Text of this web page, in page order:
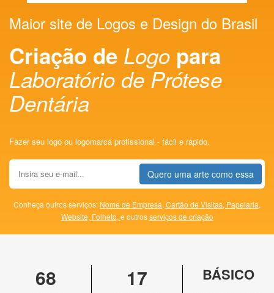
Maior site de Logos e Design do Brasil
Criação de Logo para
Laboratório de Prótese
Dentária
Fazer seu logo ou logomarca profissional - fácil e rápido.
Quero uma arte como essa
Conheça outros serviços: Nome de Empresa, Cartão de Visitas, Papelaria,
Website, Folheto, e outrosserviços de criação
68 17 BÁSICO